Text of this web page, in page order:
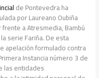
de Pontevedra ha
por Laureano Oubiña
a Atresmedia, Bambú
serie Fariña. De esta
apelación formulado contra
Instancia número 3 de
las entidades